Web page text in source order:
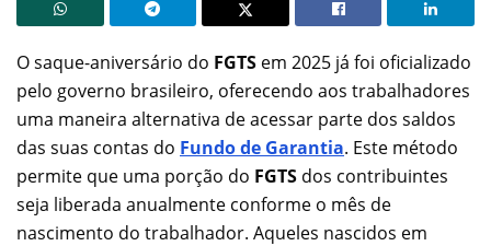
O saque-aniversário do FGTS em 2025 já foi oficializado
pelo governo brasileiro, oferecendo aos trabalhadores
uma maneira alternativa de acessar parte dos saldos
das suas contas do Fundo de Garantia. Este método
permite que uma porção do FGTS dos contribuintes
seja liberada anualmente conforme o mês de
nascimento do trabalhador. Aqueles nascidos em